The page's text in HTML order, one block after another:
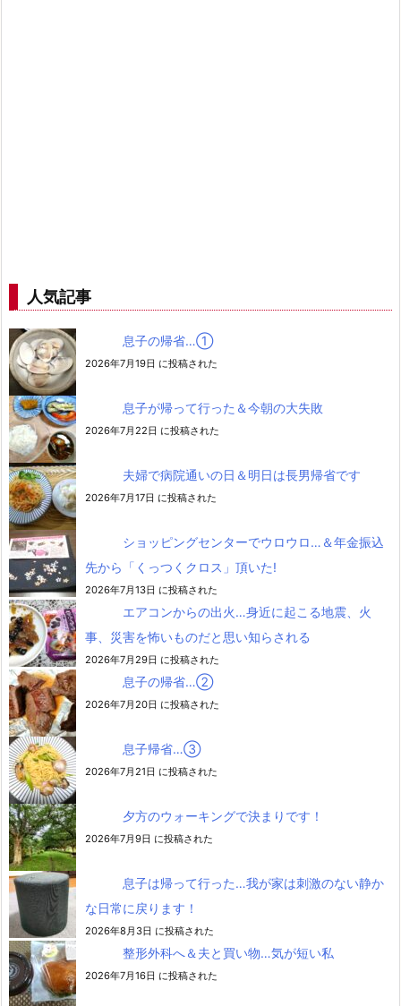
人気記事
息子の帰省…➀
2026年7月19日 に投稿された
息子が帰って行った＆今朝の大失敗
2026年7月22日 に投稿された
夫婦で病院通いの日＆明日は長男帰省です
2026年7月17日 に投稿された
ショッピングセンターでウロウロ…＆年金振込
先から「くっつくクロス」頂いた!
2026年7月13日 に投稿された
エアコンからの出火…身近に起こる地震、火
事、災害を怖いものだと思い知らされる
2026年7月29日 に投稿された
息子の帰省…②
2026年7月20日 に投稿された
息子帰省…③
2026年7月21日 に投稿された
夕方のウォーキングで決まりです！
2026年7月9日 に投稿された
息子は帰って行った…我が家は刺激のない静か
な日常に戻ります！
2026年8月3日 に投稿された
整形外科へ＆夫と買い物…気が短い私
2026年7月16日 に投稿された